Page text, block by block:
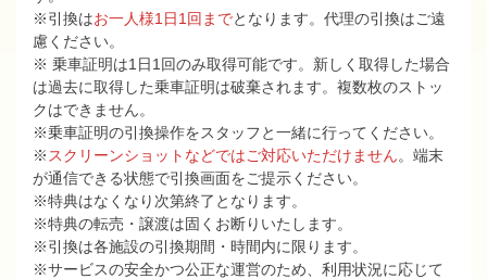
※引換はお⼀⼈様1⽇1回までとなります。​代理の引換はご遠
慮ください。
※ 乗車証明は1日1回のみ取得可能です。新しく取得した場合
は過去に取得した乗車証明は破棄されます。複数枚のストッ
クはできません。
※乗⾞証明の引換操作をスタッフと⼀緒に⾏ってください。
※ スクリーンショットなどではご対応いただけません。端末
が通信できる状態で引換画⾯をご提⽰ください。
※特典はなくなり次第終了となります。
※特典の転売・譲渡は固くお断りいたします。
※引換は各施設の引換期間・時間内に限ります。
※サービスの安全かつ公正な運営のため、利⽤状況に応じて